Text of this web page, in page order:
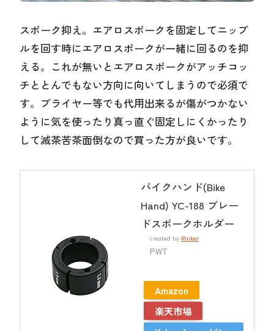
スポーク抑え。エアロスポークを固定してニップ
ルを回す時にエアロスポークが一緒に回るのを抑
える。これが無いとエアロスポークがアッチコッ
チととんでもない方向に向いてしまうので必須で
す。プライヤー等でも代用出来るが傷がつかない
ように気を使ったり真っ直ぐ固定しにくかったり
して滅茶苦茶面倒なので買った方が良いです。
バイクハンド(Bike
Hand) YC-188 ブレー
ドスポークホルダー
created by Rinker
PWT
Amazon
楽天市場